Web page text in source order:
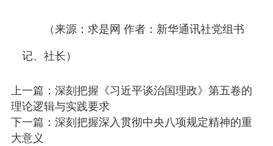
（来源：求是网 作者：新华通讯社党组书
记、社长）
上一篇：深刻把握《习近平谈治国理政》第五卷的
理论逻辑与实践要求
下一篇：深刻把握深入贯彻中央八项规定精神的重
大意义